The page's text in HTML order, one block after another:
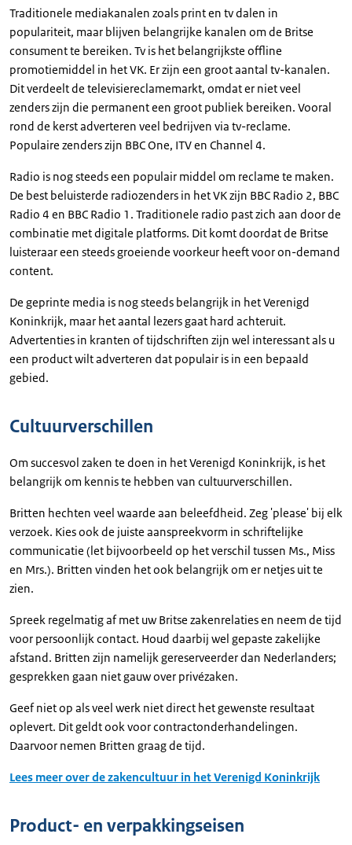
Traditionele mediakanalen zoals print en tv dalen in
populariteit, maar blijven belangrijke kanalen om de Britse
consument te bereiken. Tv is het belangrijkste offline
promotiemiddel in het VK. Er zijn een groot aantal tv-kanalen.
Dit verdeelt de televisiereclamemarkt, omdat er niet veel
zenders zijn die permanent een groot publiek bereiken. Vooral
rond de kerst adverteren veel bedrijven via tv-reclame.
Populaire zenders zijn BBC One, ITV en Channel 4.
Radio is nog steeds een populair middel om reclame te maken.
De best beluisterde radiozenders in het VK zijn BBC Radio 2, BBC
Radio 4 en BBC Radio 1. Traditionele radio past zich aan door de
combinatie met digitale platforms. Dit komt doordat de Britse
luisteraar een steeds groeiende voorkeur heeft voor on-demand
content.
De geprinte media is nog steeds belangrijk in het Verenigd
Koninkrijk, maar het aantal lezers gaat hard achteruit.
Advertenties in kranten of tijdschriften zijn wel interessant als u
een product wilt adverteren dat populair is in een bepaald
gebied.
Cultuurverschillen
Om succesvol zaken te doen in het Verenigd Koninkrijk, is het
belangrijk om kennis te hebben van cultuurverschillen.
Britten hechten veel waarde aan beleefdheid. Zeg 'please' bij elk
verzoek. Kies ook de juiste aanspreekvorm in schriftelijke
communicatie (let bijvoorbeeld op het verschil tussen Ms., Miss
en Mrs.). Britten vinden het ook belangrijk om er netjes uit te
zien.
Spreek regelmatig af met uw Britse zakenrelaties en neem de tijd
voor persoonlijk contact. Houd daarbij wel gepaste zakelijke
afstand. Britten zijn namelijk gereserveerder dan Nederlanders;
gesprekken gaan niet gauw over privézaken.
Geef niet op als veel werk niet direct het gewenste resultaat
oplevert. Dit geldt ook voor contractonderhandelingen.
Daarvoor nemen Britten graag de tijd.
Lees meer over de zakencultuur in het Verenigd Koninkrijk
Product- en verpakkingseisen